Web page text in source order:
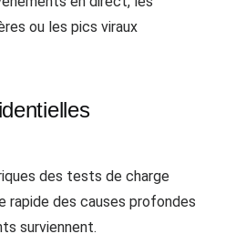
ou les pics viraux
des tests de charge
rapide des causes profondes
surviennent.